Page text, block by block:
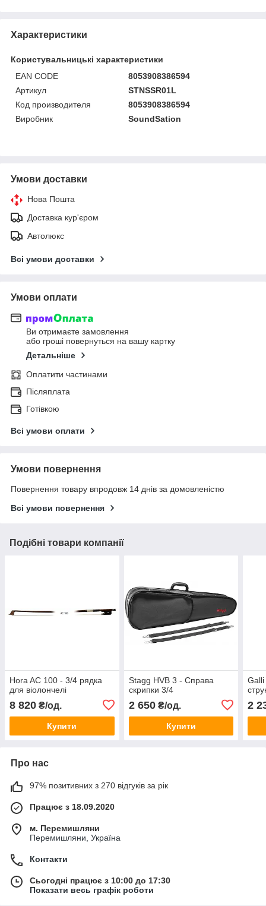
Характеристики
Користувальницькі характеристики
EAN CODE
8053908386594
Артикул
STNSSR01L
Код производителя
8053908386594
Виробник
SoundSation
Умови доставки
Нова Пошта
Доставка кур'єром
Автолюкс
Всі умови доставки
Умови оплати
Ви отримаєте замовлення
або гроші повернуться на вашу картку
Детальніше
Оплатити частинами
Післяплата
Готівкою
Всі умови оплати
Умови повернення
Повернення товару впродовж 14 днів за домовленістю
Всі умови повернення
Подібні товари компанії
Hora AC 100 - 3/4 рядка
для віолончелі
8 820 ₴/од.
Купити
Stagg HVB 3 - Справа
скрипки 3/4
2 650₴/од.
Купити
Galli
2
Про нас
97% позитивних з 270 відгуків за рік
Працює з 18.09.2020
м. Перемишляни
Перемишляни, Україна
Контакти
Сьогодні працює з 10:00 до 17:30
Показати весь графік роботи